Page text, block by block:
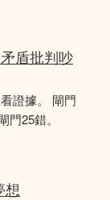
盾批判吵
證據。 閘門
25錯。
想